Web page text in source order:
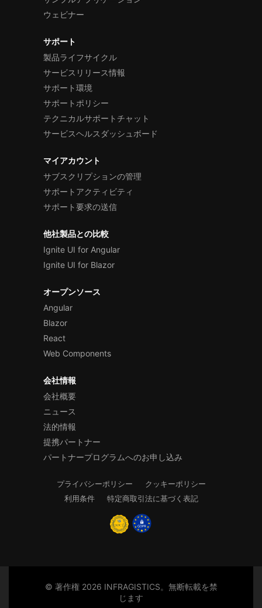
ウェビナー
サポート
製品ライフサイクル
サービスリリース情報
サポート環境
サポートポリシー
テクニカルサポートチャット
サービスヘルスダッシュボード
マイアカウント
サブスクリプションの管理
サポートアクティビティ
サポート要求の送信
他社製品との比較
Ignite UI for Angular
Ignite UI for Blazor
オープンソース
Angular
Blazor
React
Web Components
会社情報
会社概要
ニュース
法的情報
提携パートナー
パートナープログラムへのお申し込み
プライバシーポリシー
クッキーポリシー
利用条件
特定商取引法に基づく表記
© 著作権 2026 INFRAGISTICS。無断転載を禁
じます